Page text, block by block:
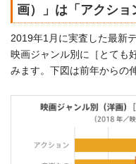
画）」は「アクシ
2019年1月に実査した最新
映画ジャンル別に［とても
みます。下図は前年からの